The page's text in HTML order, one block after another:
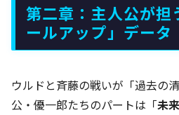
第二章：主人公が担
ールアップ」データ
ウルドと斉藤の戦いが「過去の
公・優一郎たちのパートは「未